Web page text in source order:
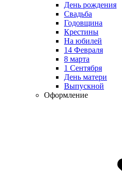
День рождения
Свадьба
Годовщина
Крестины
На юбилей
14 Февраля
8 марта
1 Сентября
День матери
Выпускной
Оформление